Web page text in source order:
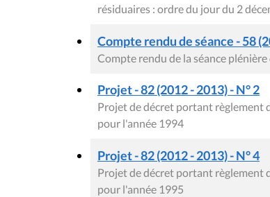
résiduaires : ordre du jour du 2
Compte rendu de séance - 58
Compte rendu de la séance
Projet - 82 (2012 - 2013) - N° 2
Projet de décret portant règlement
pour l'année 1994
Projet - 82 (2012 - 2013) - N° 4
Projet de décret portant règlement
pour l'année 1995